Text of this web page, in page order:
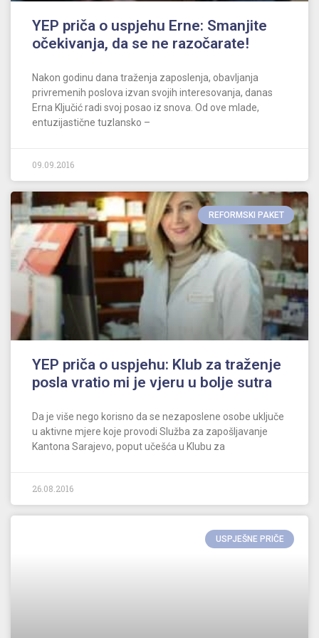
YEP priča o uspjehu Erne: Smanjite
očekivanja, da se ne razočarate!
Nakon godinu dana traženja zaposlenja, obavljanja
privremenih poslova izvan svojih interesovanja, danas
Erna Ključić radi svoj posao iz snova. Od ove mlade,
entuzijastične tuzlansko –
09.09.2016
REFORMSKI PAKET
YEP priča o uspjehu: Klub za traženje
posla vratio mi je vjeru u bolje sutra
Da je više nego korisno da se nezaposlene osobe uključe
u aktivne mjere koje provodi Služba za zapošljavanje
Kantona Sarajevo, poput učešća u Klubu za
26.08.2016
USPJEŠNE PRIČE